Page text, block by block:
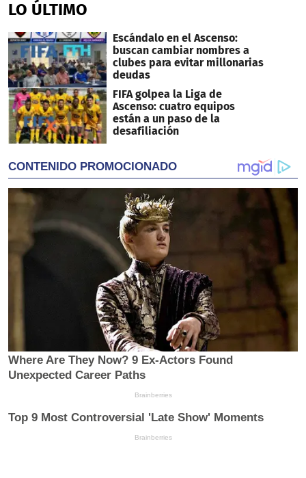
LO ÚLTIMO
Escándalo en el Ascenso:
buscan cambiar nombres a
clubes para evitar millonarias
deudas
FIFA golpea la Liga de
Ascenso: cuatro equipos
están a un paso de la
desafiliación